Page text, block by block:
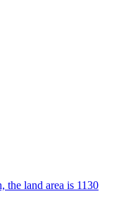
the land area is 1130